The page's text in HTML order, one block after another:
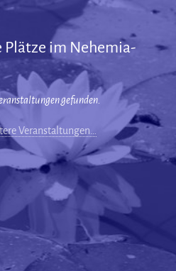
Plätze im Nehemia-
gefunden.
Veranstaltungen…